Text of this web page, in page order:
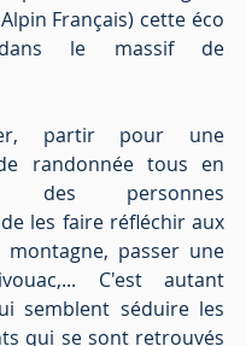
Français) cette éco
le massif de
partir pour une
randonnée tous en
des personnes
les faire réfléchir aux
passer une
C'est autant
semblent séduire les
qui se sont retrouvés